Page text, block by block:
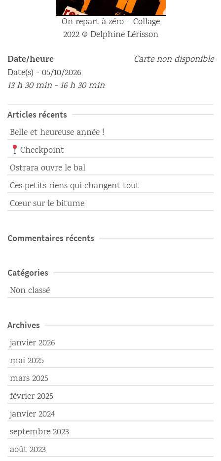
On repart à zéro – Collage
2022 © Delphine Lérisson
Carte non disponible
Date/heure
Date(s) - 05/10/2026
13 h 30 min - 16 h 30 min
Articles récents
Belle et heureuse année !
Checkpoint
Ostrara ouvre le bal
Ces petits riens qui changent tout
Cœur sur le bitume
Commentaires récents
Catégories
Non classé
Archives
janvier 2026
mai 2025
mars 2025
février 2025
janvier 2024
septembre 2023
août 2023